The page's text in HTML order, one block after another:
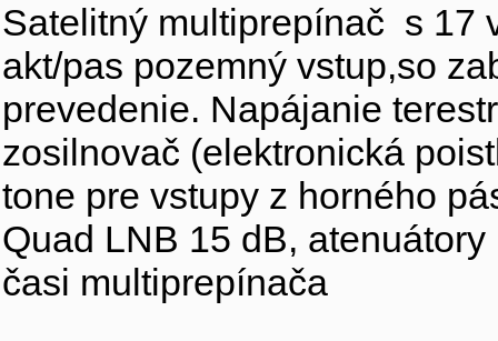
Satelitný multiprepínač s 17
akt/pas pozemný vstup,so
prevedenie. Napájanie
zosilnovač (elektronická
tone pre vstupy z horného
Quad LNB 15 dB,
časi multiprepínača